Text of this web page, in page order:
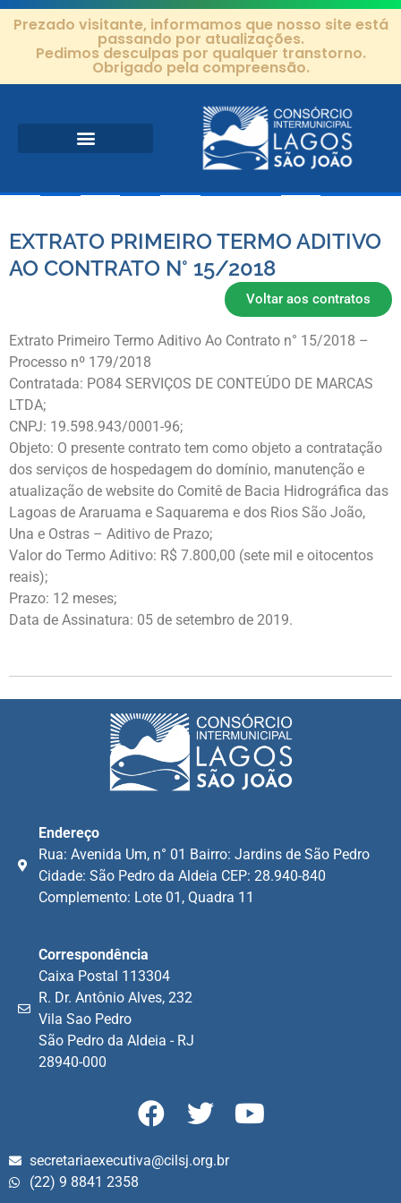
Prezado visitante, informamos que nosso site está
passando por atualizações.
Pedimos desculpas por qualquer transtorno.
Obrigado pela compreensão.
EXTRATO PRIMEIRO TERMO ADITIVO
AO CONTRATO N° 15/2018
Voltar aos contratos
Extrato Primeiro Termo Aditivo Ao Contrato n° 15/2018 –
Processo nº 179/2018
Contratada: PO84 SERVIÇOS DE CONTEÚDO DE MARCAS
LTDA;
CNPJ: 19.598.943/0001-96;
Objeto: O presente contrato tem como objeto a contratação
dos serviços de hospedagem do domínio, manutenção e
atualização de website do Comitê de Bacia Hidrográfica das
Lagoas de Araruama e Saquarema e dos Rios São João,
Una e Ostras – Aditivo de Prazo;
Valor do Termo Aditivo: R$ 7.800,00 (sete mil e oitocentos
reais);
Prazo: 12 meses;
Data de Assinatura: 05 de setembro de 2019.
Endereço
Rua: Avenida Um, n° 01 Bairro: Jardins de São Pedro
Cidade: São Pedro da Aldeia CEP: 28.940-840
Complemento: Lote 01, Quadra 11
Correspondência
Caixa Postal 113304
R. Dr. Antônio Alves, 232
Vila Sao Pedro
São Pedro da Aldeia - RJ
28940-000
secretariaexecutiva@cilsj.org.br
(22) 9 8841 2358